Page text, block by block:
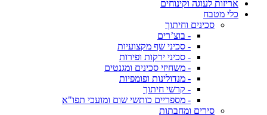
אריזות לעוגה וקינוחים
כלי מטבח
סכינים וחיתוך
- בוצ’רים
- סכיני שף מקצועיות
- סכיני ירקות ופירות
- משחיזי סכינים ומגנטים
- מנדולינות ופומפיות
- קרשי חיתוך
- מספריים כותשי שום ומועכי תפו"א
סירים ומחבתות